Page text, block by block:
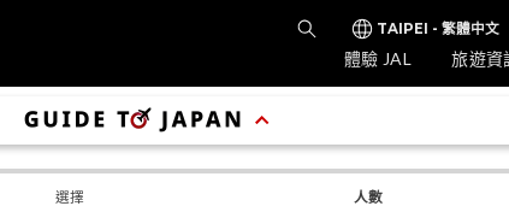
TAIPEI - 繁體中文
體驗 JAL 旅遊資
選擇 人數